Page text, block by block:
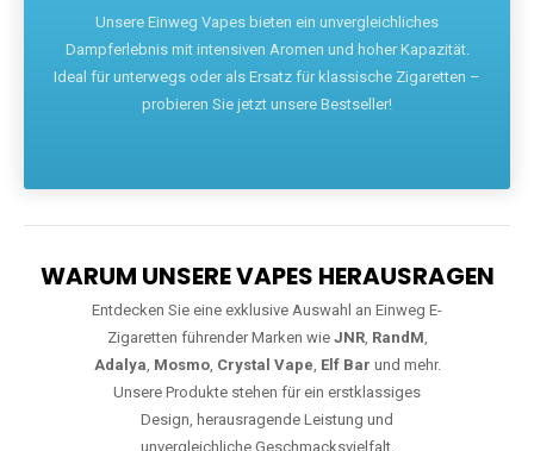
Unsere Einweg Vapes bieten ein unvergleichliches
Dampferlebnis mit intensiven Aromen und hoher Kapazität.
Ideal für unterwegs oder als Ersatz für klassische Zigaretten –
probieren Sie jetzt unsere Bestseller!
WARUM UNSERE VAPES HERAUSRAGEN
Entdecken Sie eine exklusive Auswahl an Einweg E-
Zigaretten führender Marken wie JNR, RandM,
Adalya, Mosmo, Crystal Vape, Elf Bar und mehr.
Unsere Produkte stehen für ein erstklassiges
Design, herausragende Leistung und
unvergleichliche Geschmacksvielfalt.